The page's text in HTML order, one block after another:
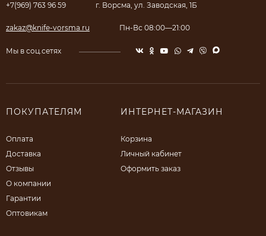
+7(969) 763 96 59 г. Ворсма, ул. Заводская, 1Б
zakaz@knife-vorsma.ru Пн-Вс 08:00—21:00
Мы в соц.сетях
ПОКУПАТЕЛЯМ
Оплата
Доставка
Отзывы
О компании
Гарантии
Оптовикам
ИНТЕРНЕТ-МАГАЗИН
Корзина
Личный кабинет
Оформить заказ